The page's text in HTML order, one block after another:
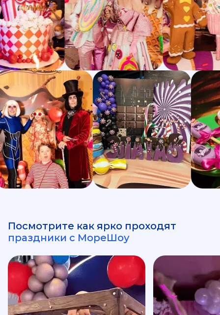
Посмотрите как ярко проходят
праздники с МореШоу